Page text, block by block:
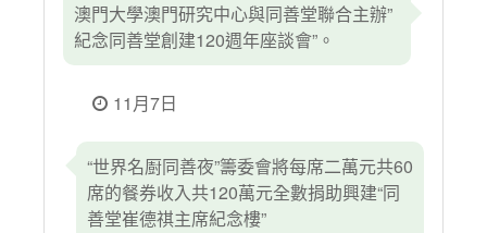
澳門大學澳門研究中心與同善堂聯合主辦”
紀念同善堂創建120週年座談會”。
11月7日
“世界名㕑同善夜”籌委會將每席二萬元共60
席的餐券收入共120萬元全數捐助興建“同
善堂崔德祺主席紀念樓”